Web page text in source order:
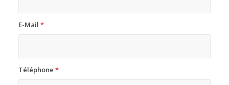
E-Mail *
Téléphone *